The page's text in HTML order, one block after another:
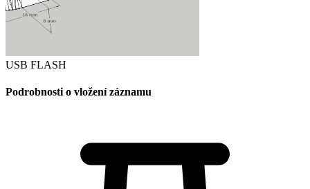
USB FLASH
Podrobnosti o vložení záznamu